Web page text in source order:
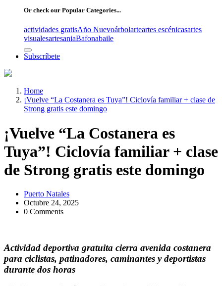
Or check our Popular Categories...
actividades gratisAño Nuevoárbolarteartes escénicasartes
visualesartesaniaBafonabaile
Subscríbete
Home
¡Vuelve “La Costanera es Tuya”! Ciclovía familiar + clase de
Strong gratis este domingo
¡Vuelve “La Costanera es
Tuya”! Ciclovía familiar + clase
de Strong gratis este domingo
Puerto Natales
Octubre 24, 2025
0 Comments
Actividad deportiva gratuita cierra avenida costanera
para ciclistas, patinadores, caminantes y deportistas
durante dos horas